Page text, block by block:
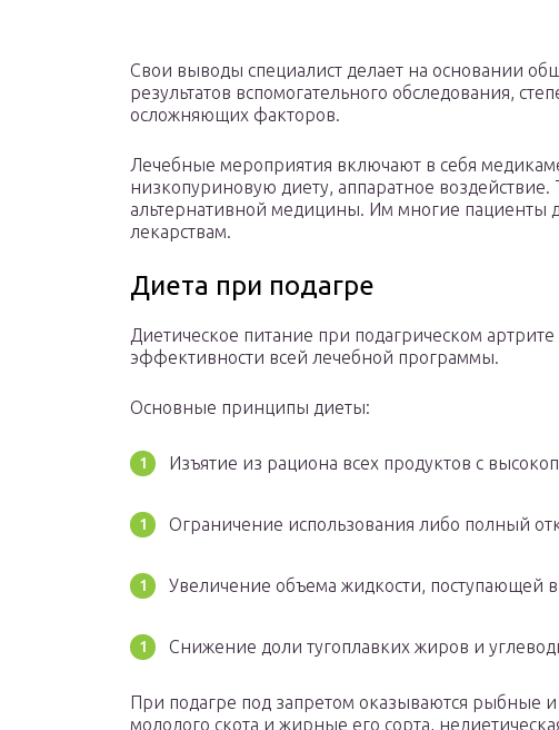
Свои выводы специалист делает на основании
результатов вспомогательного обследования,
осложняющих факторов.
Лечебные мероприятия включают в себя
низкопуриновую диету, аппаратное
альтернативной медицины. Им многие
лекарствам.
Диета при подагре
Диетическое питание при подагрическом
эффективности всей лечебной программы.
Основные принципы диеты:
Изъятие из рациона всех продуктов с
Ограничение использования либо полный
Увеличение объема жидкости, поступающей
Снижение доли тугоплавких жиров и
При подагре под запретом оказываются рыбные
молодого скота и жирные его сорта,